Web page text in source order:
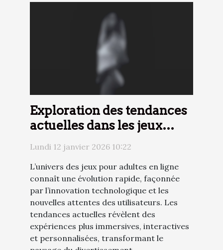
Exploration des tendances
actuelles dans les jeux
pour adultes en ligne
Lundi 12 janvier 2026 10:22
L’univers des jeux pour adultes en ligne
connaît une évolution rapide, façonnée
par l’innovation technologique et les
nouvelles attentes des utilisateurs. Les
tendances actuelles révèlent des
expériences plus immersives, interactives
et personnalisées, transformant le